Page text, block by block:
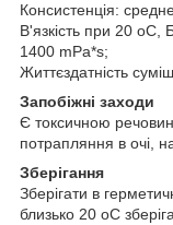
Консистенція:
В'язкість при 20 оС,
1400 mPa*s;
Життєздатність
Запобіжні заходи
Є токсичною
потрапляння в очі,
Зберігання
Зберігати в
близько 20 оС